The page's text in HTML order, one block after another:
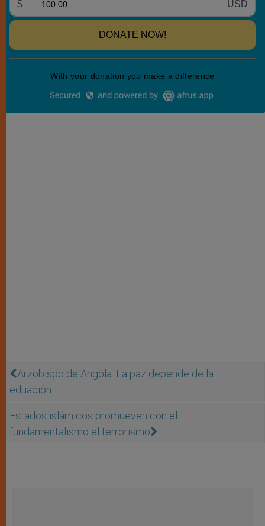
Arzobispo de Angola: La paz depende de la
eduación
Estados islámicos promueven con el
fundamentalismo el terrorismo